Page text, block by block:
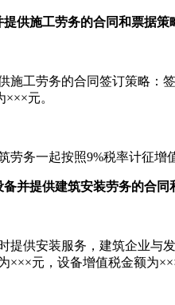
供施工劳务的合同和票据策
工劳务的合同签订策略：签
元。
务一起按照9%税率计征增
并提供建筑安装劳务的合同
安装服务，建筑企业与发
×××元，设备增值税金额为